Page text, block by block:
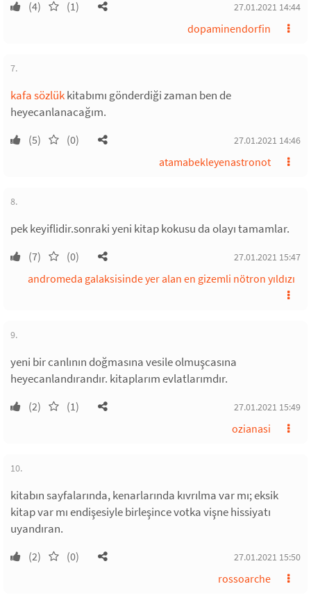
(4) (1) 27.01.2021 14:44
dopaminendorfin
7.
kafa sözlükkitabımı gönderdiği zaman ben de
heyecanlanacağım.
(5) (0) 27.01.2021 14:46
atamabekleyenastronot
8.
pek keyiflidir.sonraki yeni kitap kokusu da olayı tamamlar.
(7) (0) 27.01.2021 15:47
andromeda galaksisinde yer alan en gizemli nötron yıldızı
9.
yeni bir canlının doğmasına vesile olmuşcasına
heyecanlandırandır. kitaplarım evlatlarımdır.
(2) (1) 27.01.2021 15:49
ozianasi
10.
kitabın sayfalarında, kenarlarında kıvrılma var mı; eksik
kitap var mı endişesiyle birleşince votka vişne hissiyatı
uyandıran.
(2) (0) 27.01.2021 15:50
rossoarche